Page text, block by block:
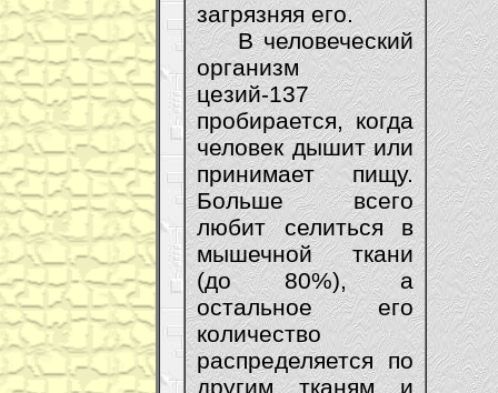
загрязняя его.
В человеческий
организм
цезий-137
пробирается, когда
человек дышит или
принимает пищу.
Больше всего
любит селиться в
мышечной ткани
(до 80%), а
остальное его
количество
распределяется по
другим тканям и